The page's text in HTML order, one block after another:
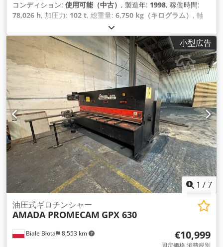
コンディション: 使用可能（中古） , 製造年: 1998, 稼働時間:
78,026 h, 加圧力: 102 t, 総重量: 6,750 kg（キログラム） , 軸
小型広告
1 /7
Białe Błota 8,553 km
油圧式ギロチンシャー
AMADA PROMECAM GPX 630
€10,999
固定価格 消費税別